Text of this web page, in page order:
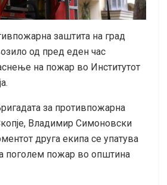
заштита на град
од пред еден час
на пожар во Институтот
за противпожарна
Владимир Симоновски
друга екипа се упатува
поголем пожар во општина